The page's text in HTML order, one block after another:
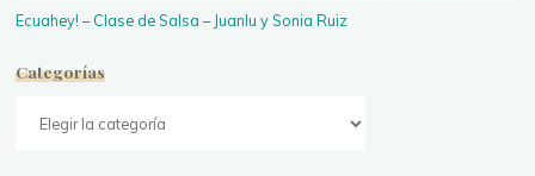
Ecuahey! – Clase de Salsa – Juanlu y Sonia Ruiz
Categorías